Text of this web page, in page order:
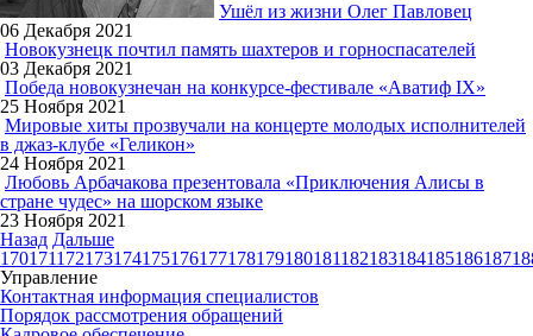
Ушёл из жизни Олег Павловец
06 Декабря 2021
Новокузнецк почтил память шахтеров и горноспасателей
03 Декабря 2021
Победа новокузнечан на конкурсе-фестивале «Аватиф IX»
25 Ноября 2021
Мировые хиты прозвучали на концерте молодых исполнителей
в джаз-клубе «Геликон»
24 Ноября 2021
Любовь Арбачакова презентовала «Приключения Алисы в
стране чудес» на шорском языке
23 Ноября 2021
Назад Дальше
170171172173174175176177178179180181182183184185186187
Управление
Контактная информация специалистов
Порядок рассмотрения обращений